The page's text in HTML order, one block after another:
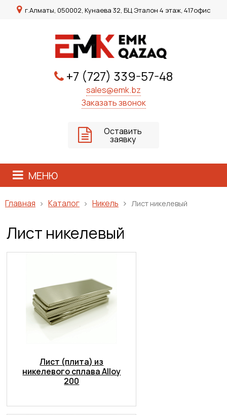
г.Алматы, 050002, Кунаева 32, БЦ Эталон 4 этаж, 417офис
+7 (727) 339-57-48
sales@emk.bz
Заказать звонок
Оставить
заявку
МЕНЮ
Главная Каталог Никель Лист никелевый
Лист никелевый
Лист (плита) из
никелевого сплава Alloy
200